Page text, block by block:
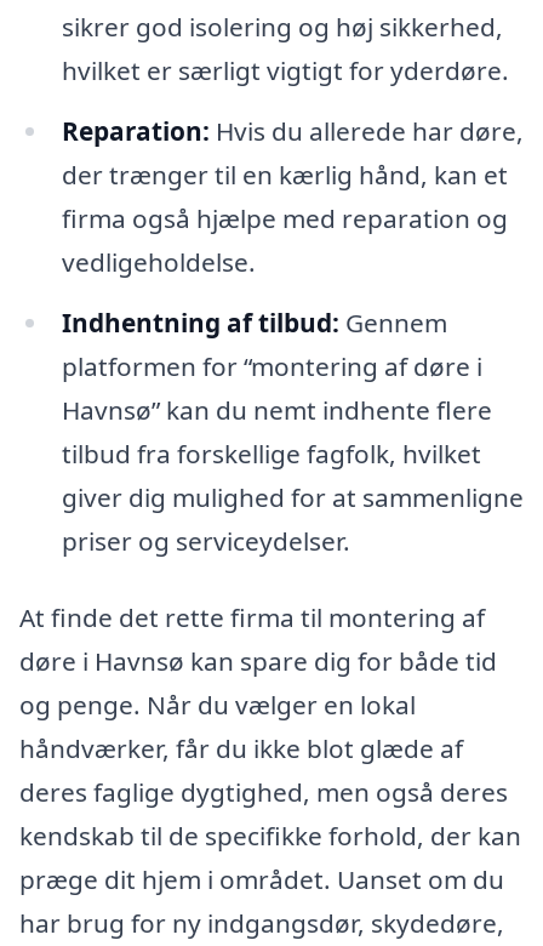
sikrer god isolering og høj sikkerhed,
hvilket er særligt vigtigt for yderdøre.
Reparation: Hvis du allerede har døre,
der trænger til en kærlig hånd, kan et
firma også hjælpe med reparation og
vedligeholdelse.
Indhentning af tilbud: Gennem
platformen for “montering af døre i
Havnsø” kan du nemt indhente flere
tilbud fra forskellige fagfolk, hvilket
giver dig mulighed for at sammenligne
priser og serviceydelser.
At finde det rette firma til montering af
døre i Havnsø kan spare dig for både tid
og penge. Når du vælger en lokal
håndværker, får du ikke blot glæde af
deres faglige dygtighed, men også deres
kendskab til de specifikke forhold, der kan
præge dit hjem i området. Uanset om du
har brug for ny indgangsdør, skydedøre,